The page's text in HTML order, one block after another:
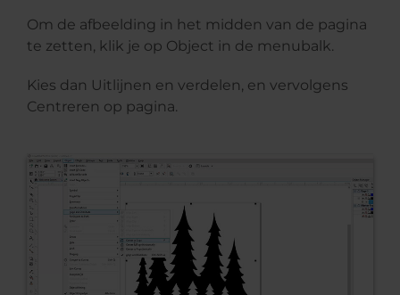
Om de afbeelding in het midden van de pagina
te zetten, klik je op Object in de menubalk.
Kies dan Uitlijnen en verdelen, en vervolgens
Centreren op pagina.